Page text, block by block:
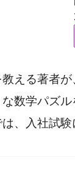
える著者
な数学パズ
、入社試